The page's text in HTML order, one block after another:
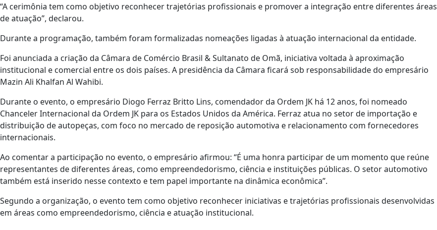
“A cerimônia tem como objetivo reconhecer trajetórias profissionais e promover a integração entre diferentes áreas
de atuação”, declarou.
Durante a programação, também foram formalizadas nomeações ligadas à atuação internacional da entidade.
Foi anunciada a criação da Câmara de Comércio Brasil & Sultanato de Omã, iniciativa voltada à aproximação
institucional e comercial entre os dois países. A presidência da Câmara ficará sob responsabilidade do empresário
Mazin Ali Khalfan Al Wahibi.
Durante o evento, o empresário Diogo Ferraz Britto Lins, comendador da Ordem JK há 12 anos, foi nomeado
Chanceler Internacional da Ordem JK para os Estados Unidos da América. Ferraz atua no setor de importação e
distribuição de autopeças, com foco no mercado de reposição automotiva e relacionamento com fornecedores
internacionais.
Ao comentar a participação no evento, o empresário afirmou: “É uma honra participar de um momento que reúne
representantes de diferentes áreas, como empreendedorismo, ciência e instituições públicas. O setor automotivo
também está inserido nesse contexto e tem papel importante na dinâmica econômica”.
Segundo a organização, o evento tem como objetivo reconhecer iniciativas e trajetórias profissionais desenvolvidas
em áreas como empreendedorismo, ciência e atuação institucional.